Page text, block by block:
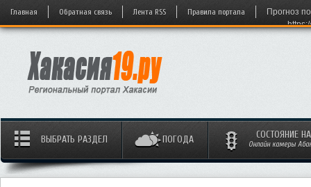
Главная Обратная связь Лента RSS Правила портала
Прогноз
ВЫБРАТЬ РАЗДЕЛ ПОГОДА СОСТОЯНИЕ
Онлайн камеры